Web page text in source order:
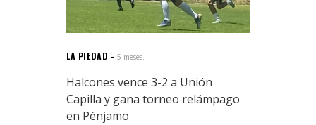
LA PIEDAD 5 meses.
Halcones vence 3-2 a Unión
Capilla y gana torneo relámpago
en Pénjamo